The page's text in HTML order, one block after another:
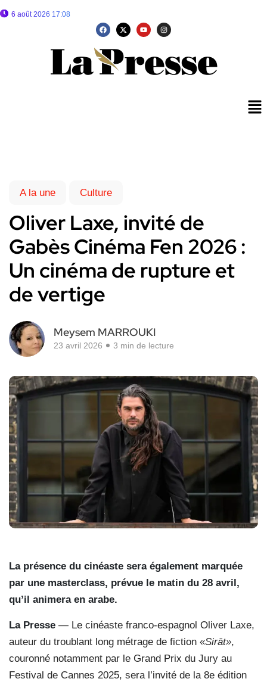
6 août 2026 17:08
A la une Culture
Oliver Laxe, invité de
Gabès Cinéma Fen 2026 :
Un cinéma de rupture et
de vertige
Meysem MARROUKI
23 avril 2026 3 min de lecture
La présence du cinéaste sera également marquée
par une masterclass, prévue le matin du 28 avril,
qu’il animera en arabe.
La Presse — Le cinéaste franco-espagnol Oliver Laxe,
auteur du troublant long métrage de fiction «Sirāt»,
couronné notamment par le Grand Prix du Jury au
Festival de Cannes 2025, sera l’invité de la 8e édition